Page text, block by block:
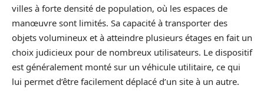
villes à forte densité de population, où les espaces de
manœuvre sont limités. Sa capacité à transporter des
objets volumineux et à atteindre plusieurs étages en fait un
choix judicieux pour de nombreux utilisateurs. Le dispositif
est généralement monté sur un véhicule utilitaire, ce qui
lui permet d’être facilement déplacé d’un site à un autre.